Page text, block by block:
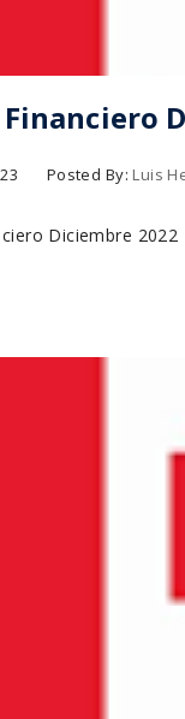
Posted By: Luis
Diciembre 2022